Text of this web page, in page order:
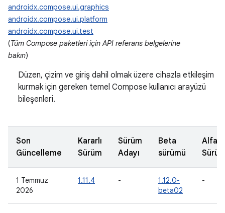
androidx.compose.ui.graphics
androidx.compose.ui.platform
androidx.compose.ui.test
(Tüm Compose paketleri için API referans belgelerine
bakın)
Düzen, çizim ve giriş dahil olmak üzere cihazla etkileşim
kurmak için gereken temel Compose kullanıcı arayüzü
bileşenleri.
Son
Güncelleme
Kararlı
Sürüm
Sürüm
Adayı
Beta
sürümü
Alfa
1 Temmuz
2026
1.11.4 -
1.12.0-
beta02
-